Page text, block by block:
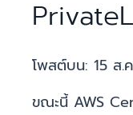
โพสต์บน: 15 ส.
ขณะนี้ AWS